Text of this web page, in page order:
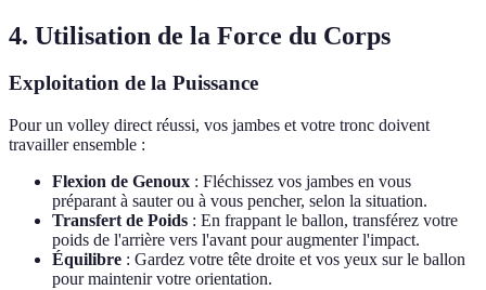
4. Utilisation de la Force du Corps
Exploitation de la Puissance
Pour un volley direct réussi, vos jambes et votre tronc doivent
travailler ensemble :
Flexion de Genoux : Fléchissez vos jambes en vous
préparant à sauter ou à vous pencher, selon la situation.
Transfert de Poids : En frappant le ballon, transférez votre
poids de l'arrière vers l'avant pour augmenter l'impact.
Équilibre : Gardez votre tête droite et vos yeux sur le ballon
pour maintenir votre orientation.